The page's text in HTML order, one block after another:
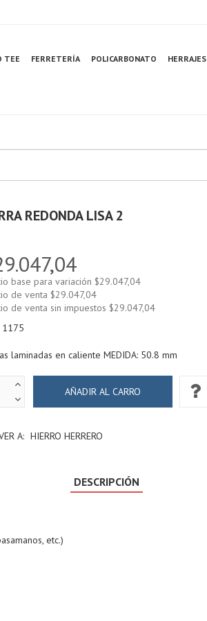
TEE FERRETERÍA POLICARBONATO HERRAJES
REDONDA LISA 2
base para variación $29.047,04
de venta $29.047,04
de venta sin impuestos $29.047,04
1175
laminadas en caliente MEDIDA: 50.8 mm
A: HIERRO HERRERO
DESCRIPCIÓN
etc.)